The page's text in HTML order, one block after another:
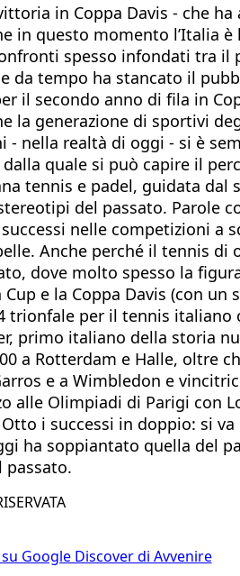
in Coppa Davis - che
in questo momento l’Italia
spesso infondati tra il
da tempo ha stancato il
il secondo anno di fila in
la generazione di sportivi
- nella realtà di oggi - si è
dalla quale si può capire il
tennis e padel, guidata
del passato. Parole
nelle competizioni
Anche perché il tennis
dove molto spesso la
Cup e la Coppa Davis (con
trionfale per il tennis
primo italiano della storia
a Rotterdam e Halle, oltre
e a Wimbledon e
alle Olimpiadi di Parigi con
i successi in doppio: si
ha soppiantato quella del
passato.
Google Discover di Avvenire